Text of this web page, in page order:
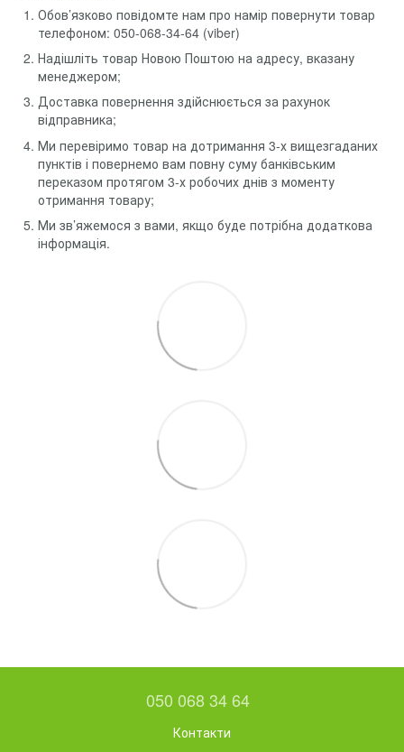
Обов’язково повідомте нам про намір повернути товар
телефоном: 050-068-34-64 (viber)
Надішліть товар Новою Поштою на адресу, вказану
менеджером;
Доставка повернення здійснюється за рахунок
відправника;
Ми перевіримо товар на дотримання 3-х вищезгаданих
пунктів і повернемо вам повну суму банківським
переказом протягом 3-х робочих днів з моменту
отримання товару;
Ми зв’яжемося з вами, якщо буде потрібна додаткова
інформація.
050 068 34 64
Контакти